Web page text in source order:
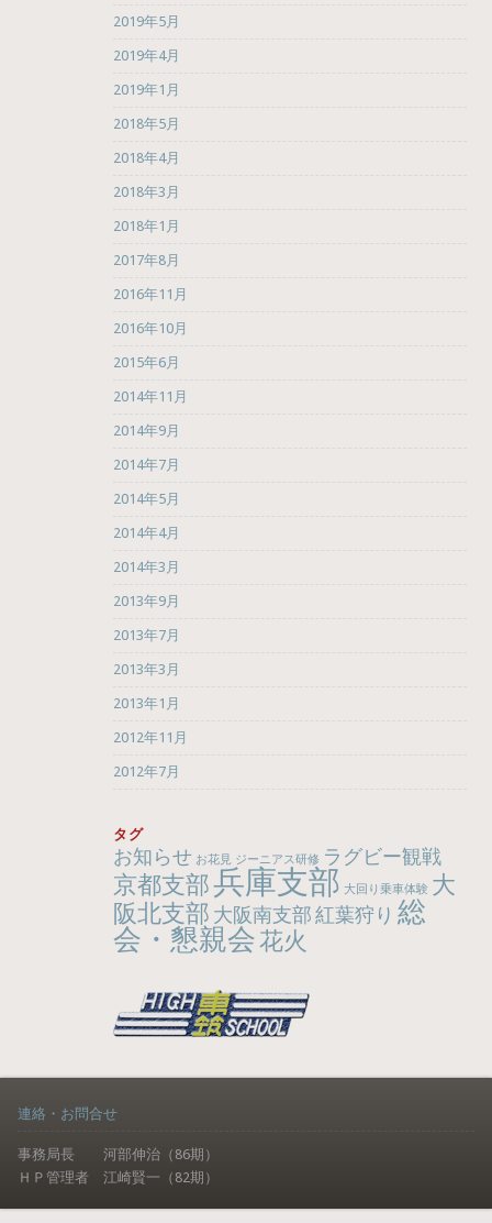
2019年5月
2019年4月
2019年1月
2018年5月
2018年4月
2018年3月
2018年1月
2017年8月
2016年11月
2016年10月
2015年6月
2014年11月
2014年9月
2014年7月
2014年5月
2014年4月
2014年3月
2013年9月
2013年7月
2013年3月
2013年1月
2012年11月
2012年7月
タグ
お知らせ お花見 ジーニアス研修 ラグビー観戦
京都支部兵庫支部 大回り乗車体験 大
阪北支部 大阪南支部 紅葉狩り 総
会・懇親会花火
連絡・お問合せ
事務局長 河部伸治（86期）
ＨＰ管理者 江崎賢一（82期）